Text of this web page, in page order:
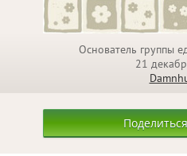
Основатель группы
21